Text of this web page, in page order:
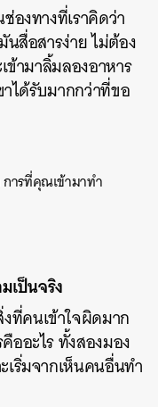
องทางที่เราคิดว่า
สื่อสารง่าย ไม่ต้อง
ข้ามาลิ้มลองอาหาร
าได้รับมากกว่าที่ขอ
ารที่คุณเข้ามาทำ
เป็นจริง
ที่คนเข้าใจผิดมาก
ออะไร ทั้งสองมอง
เริ่มจากเห็นคนอื่นทำ